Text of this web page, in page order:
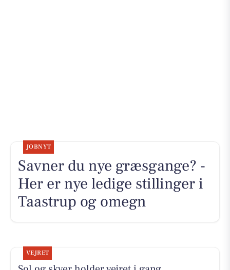
JOBNYT
Savner du nye græsgange? -
Her er nye ledige stillinger i
Taastrup og omegn
VEJRET